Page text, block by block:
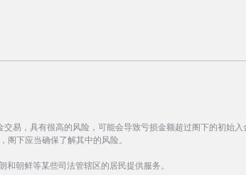
易，具有很高的风险，可能会导致亏损金额超过阁下的初始入
阁下应当确保了解其中的风险。
和朝鲜等某些司法管辖区的居民提供服务。